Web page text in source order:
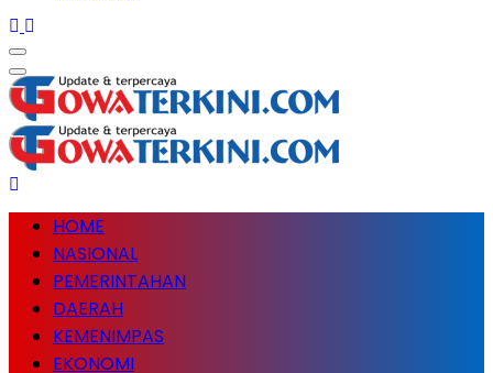
HOME
NASIONAL
PEMERINTAHAN
DAERAH
KEMENIMPAS
EKONOMI